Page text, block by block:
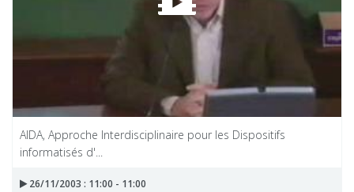
AIDA, Approche Interdisciplinaire pour les Dispositifs
informatisés d'...
26/11/2003 : 11:00 - 11:00